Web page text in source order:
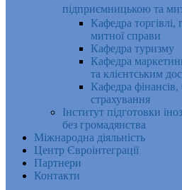
підприємницькою та
Кафедра торгівлі,
митної справи
Кафедра туризму
Кафедра
та клієнтським
Кафедра фінансів,
страхування
Інститут підготовки
без громадянства
Міжнародна діяльність
Центр Євроінтеграції
Партнери
Контакти